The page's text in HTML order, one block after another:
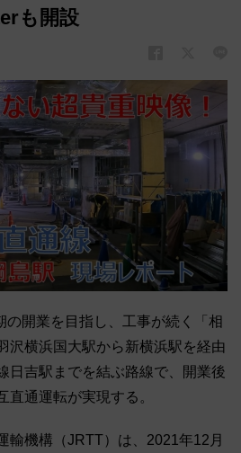
も開設
の開業を目指し、工事が続く「相
横浜国大駅から新横浜駅を経由
日吉駅までを結ぶ路線で、開業後
直通運転が実現する。
輸機構（JRTT）は、2021年12月